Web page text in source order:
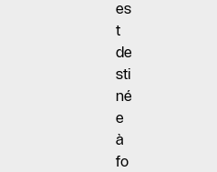
es
t
de
sti
né
e
à
fo